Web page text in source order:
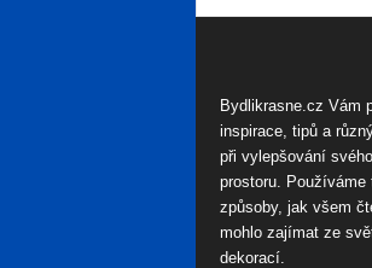
Bydlikrasne.cz Vám
inspirace, tipů a
při vylepšování
prostoru.
způsoby, jak všem
mohlo zajímat ze
dekorací.